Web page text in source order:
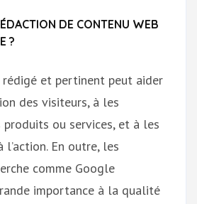
DE CONTENU WEB
?
rédigé et pertinent peut aider
des visiteurs, à les
ou services, et à les
l’action. En outre, les
comme Google
importance à la qualité